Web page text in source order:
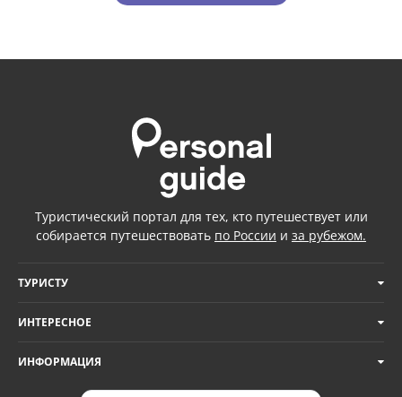
Туристический портал для тех, кто путешествует или
собирается путешествовать по России и за рубежом.
ТУРИСТУ
ИНТЕРЕСНОЕ
ИНФОРМАЦИЯ